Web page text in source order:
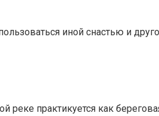
иной снастью и
реке практикуется как